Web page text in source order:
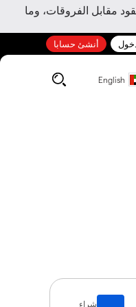
مقابل الفروقات، وما
أنشئ حسابا
English
شراء